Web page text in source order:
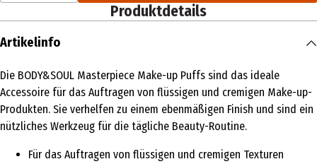
Produktdetails
Artikelinfo
Die BODY&SOUL Masterpiece Make-up Puffs sind das ideale
Accessoire für das Auftragen von flüssigen und cremigen Make-up-
Produkten. Sie verhelfen zu einem ebenmäßigen Finish und sind ein
nützliches Werkzeug für die tägliche Beauty-Routine.
Für das Auftragen von flüssigen und cremigen Texturen